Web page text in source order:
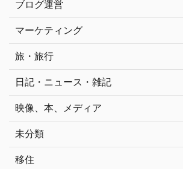
ブログ運営
マーケティング
旅・旅行
日記・ニュース・雑記
映像、本、メディア
未分類
移住